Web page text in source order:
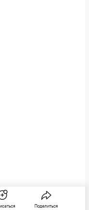
Поделиться